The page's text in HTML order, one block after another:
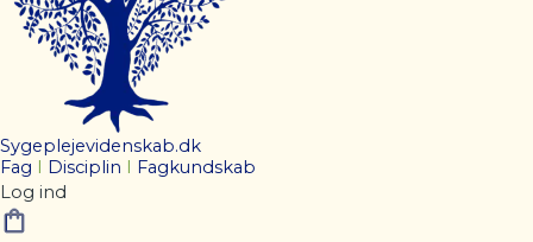
Sygeplejevidenskab.dk
Fag
Disciplin
Fagkundskab
Log ind